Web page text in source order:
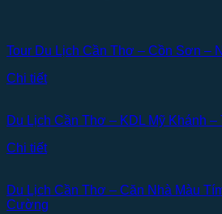
Tour Du Lịch Cần Thơ – Cồn Sơn –
Chi tiết
Du Lịch Cần Thơ – KDL Mỹ Khánh –
Chi tiết
Du Lịch Cần Thơ – Căn Nhà Màu
Cường